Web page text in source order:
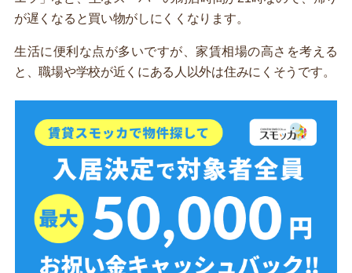
が遅くなると買い物がしにくくなります。
生活に便利な点が多いですが、家賃相場の高さを考える
と、職場や学校が近くにある人以外は住みにくそうです。